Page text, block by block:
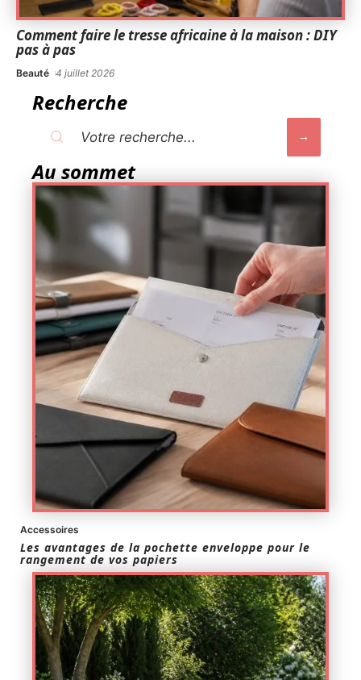
Comment faire le tresse africaine à la maison : DIY
pas à pas
Beauté 4 juillet 2026
Recherche
Au sommet
Accessoires
Les avantages de la pochette enveloppe pour le
rangement de vos papiers